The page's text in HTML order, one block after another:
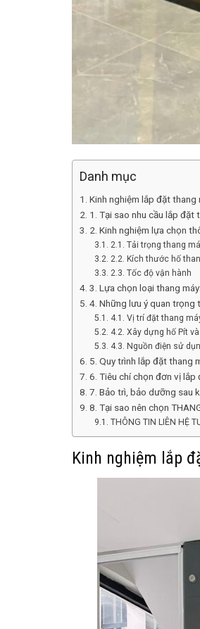
Danh mục
Kinh nghiệm lắp đặt thang
1. Tại sao nhu cầu lắp đặt
2. Kinh nghiệm lựa chọn
2.1. Tải trọng thang
2.2. Kích thước hố
2.3. Tốc độ vận hành
3. Lựa chọn loại thang
4. Những lưu ý quan trọng
4.1. Vị trí đặt thang
4.2. Xây dựng hố Pít
4.3. Nguồn điện sử
5. Quy trình lắp đặt thang
6. Tiêu chí chọn đơn vị lắp
7. Bảo trì, bảo dưỡng sau
8. Tại sao nên chọn
THÔNG TIN LIÊN HỆ
Kinh nghiệm lắp